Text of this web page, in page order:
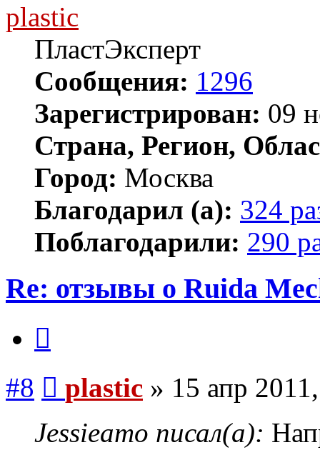
plastic
ПластЭксперт
Сообщения: 1296
Зарегистрирован: 09
Страна, Регион,
Город: Москва
Благодарил (а): 324
Поблагодарили: 290
Re: отзывы о Ruida
#8 plastic » 15 апр
Jessieamo писал(а):